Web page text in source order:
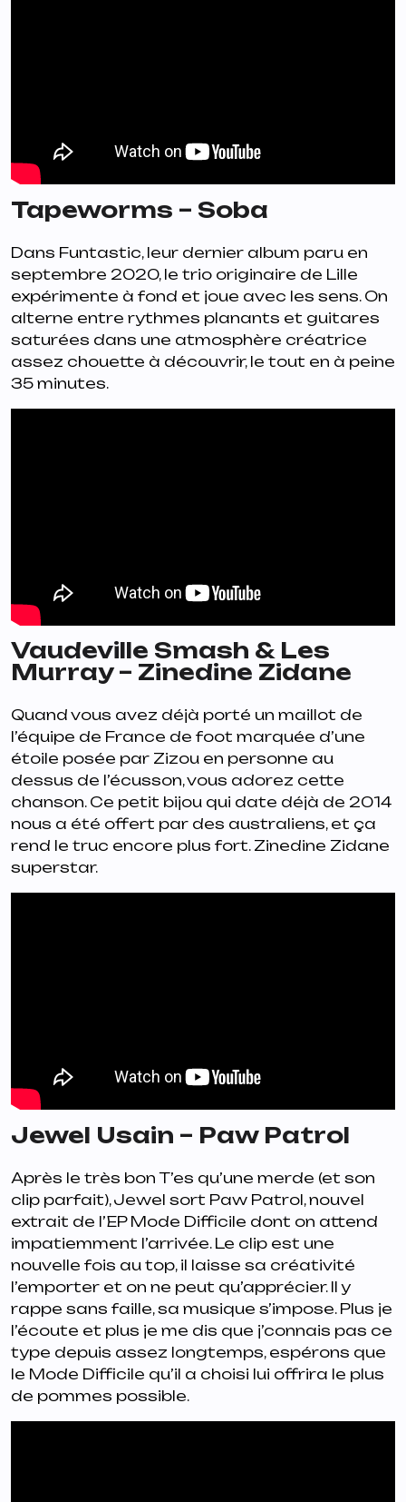
Tapeworms – Soba
Dans Funtastic, leur dernier album paru en
septembre 2020, le trio originaire de Lille
expérimente à fond et joue avec les sens. On
alterne entre rythmes planants et guitares
saturées dans une atmosphère créatrice
assez chouette à découvrir, le tout en à peine
35 minutes.
Vaudeville Smash & Les
Murray – Zinedine Zidane
Quand vous avez déjà porté un maillot de
l’équipe de France de foot marquée d’une
étoile posée par Zizou en personne au
dessus de l’écusson, vous adorez cette
chanson. Ce petit bijou qui date déjà de 2014
nous a été offert par des australiens, et ça
rend le truc encore plus fort. Zinedine Zidane
superstar.
Jewel Usain – Paw Patrol
Après le très bonT’es qu’une merde (et son
clip parfait), Jewel sort Paw Patrol, nouvel
extrait de l’EP Mode Difficile dont on attend
impatiemment l’arrivée. Le clip est une
nouvelle fois au top, il laisse sa créativité
l’emporter et on ne peut qu’apprécier. Il y
rappe sans faille, sa musique s’impose. Plus je
l’écoute et plus je me dis que j’connais pas ce
type depuis assez longtemps, espérons que
le Mode Difficile qu’il a choisi lui offrira le plus
de pommes possible.